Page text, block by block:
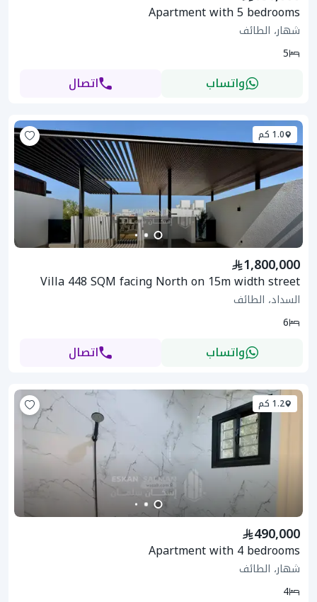
Apartment with 5 bedrooms
شهار، الطائف
5
واتساب اتصال
1.0 كم
1,800,000
Villa 448 SQM facing North on 15m width street
السداد، الطائف
6
واتساب اتصال
1.2 كم
490,000
Apartment with 4 bedrooms
شهار، الطائف
4